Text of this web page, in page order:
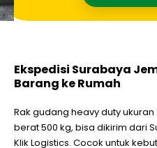
Ekspedisi Surabaya
Barang ke Rumah
Rak gudang heavy duty ukuran
berat 500 kg, bisa dikirim dari
Klik Logistics. Cocok untuk